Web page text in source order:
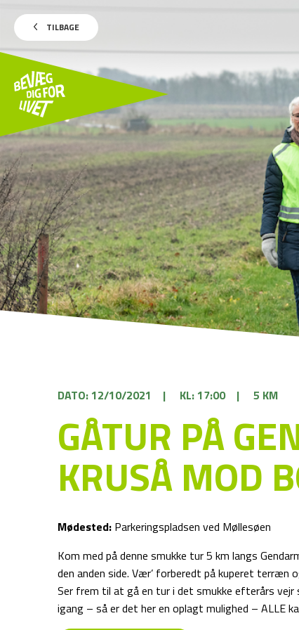
TILBAGE
DATO: 12/10/2021 | KL: 17:00 | 5 KM
GÅTUR PÅ
KRUSÅ MOD
Mødested: Parkeringspladsen ved Møllesøen
Kom med på denne smukke tur 5 km langs
den anden side. Vær’ forberedt på kuperet
Ser frem til at gå en tur i det smukke efterårs vejr
igang – så er det her en oplagt mulighed – ALLE